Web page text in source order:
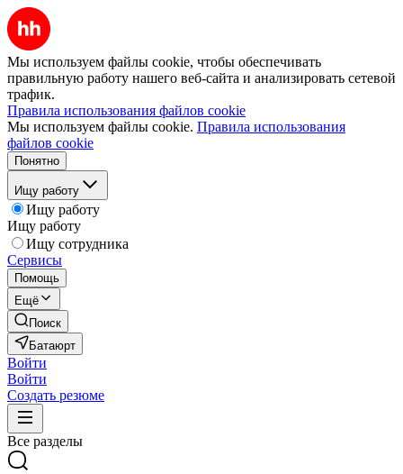
Мы используем файлы cookie, чтобы обеспечивать
правильную работу нашего веб-сайта и анализировать сетевой
трафик.
Правила использования файлов cookie
Мы используем файлы cookie. Правила использования
файлов cookie
Понятно
Ищу работу
Ищу работу
Ищу работу
Ищу сотрудника
Сервисы
Помощь
Ещё
Поиск
Батаюрт
Войти
Войти
Создать резюме
Все разделы